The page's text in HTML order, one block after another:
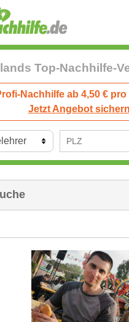
Top-Nachhilfe-
Nachhilfe ab 4,50 €
Jetzt Angebot